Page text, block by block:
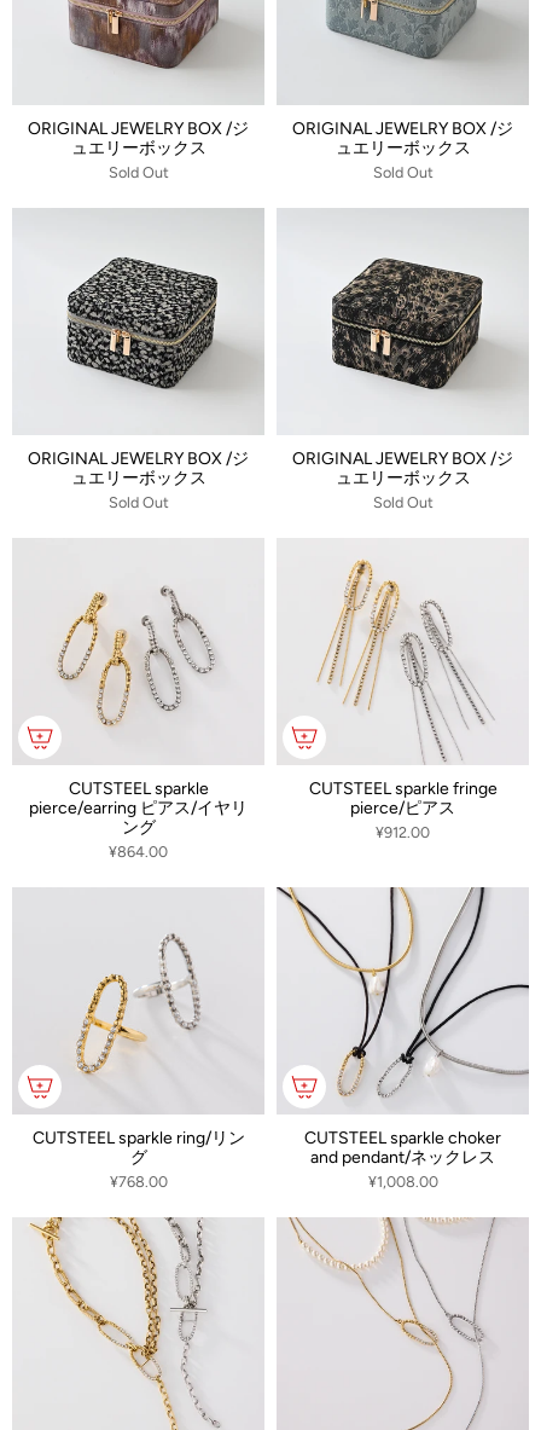
ORIGINAL JEWELRY BOX /ジ
ュエリーボックス
Sold Out
ORIGINAL JEWELRY BOX /ジ
ュエリーボックス
Sold Out
ORIGINAL JEWELRY BOX /ジ
ュエリーボックス
Sold Out
ORIGINAL JEWELRY BOX /ジ
ュエリーボックス
Sold Out
CUTSTEEL sparkle
pierce/earring ピアス/イヤリ
ング
¥864.00
CUTSTEEL sparkle fringe
pierce/ピアス
¥912.00
CUTSTEEL sparkle ring/リン
グ
¥768.00
CUTSTEEL sparkle choker
and pendant/ネックレス
¥1,008.00